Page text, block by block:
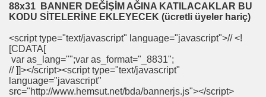
88x31 BANNER DEĞİŞİM AĞINA KATILACAKLAR BU
KODU SİTELERİNE EKLEYECEK (ücretli üyeler hariç)
<script type="text/javascript" language="javascript">// <!
[CDATA[
var as_lang="";var as_format="_8831";
// ]]></script><script type="text/javascript"
language="javascript"
src="http://www.hemsut.net/bda/bannerjs.js"></script>